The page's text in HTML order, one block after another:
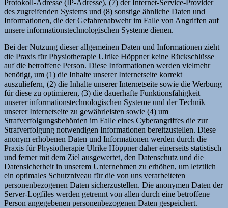
Protokoll-Adresse (IP-Adresse), (7) der Internet-Service-Provider
des zugreifenden Systems und (8) sonstige ähnliche Daten und
Informationen, die der Gefahrenabwehr im Falle von Angriffen auf
unsere informationstechnologischen Systeme dienen.
Bei der Nutzung dieser allgemeinen Daten und Informationen zieht
die Praxis für Physiotherapie Ulrike Höppner keine Rückschlüsse
auf die betroffene Person. Diese Informationen werden vielmehr
benötigt, um (1) die Inhalte unserer Internetseite korrekt
auszuliefern, (2) die Inhalte unserer Internetseite sowie die Werbung
für diese zu optimieren, (3) die dauerhafte Funktionsfähigkeit
unserer informationstechnologischen Systeme und der Technik
unserer Internetseite zu gewährleisten sowie (4) um
Strafverfolgungsbehörden im Falle eines Cyberangriffes die zur
Strafverfolgung notwendigen Informationen bereitzustellen. Diese
anonym erhobenen Daten und Informationen werden durch die
Praxis für Physiotherapie Ulrike Höppner daher einerseits statistisch
und ferner mit dem Ziel ausgewertet, den Datenschutz und die
Datensicherheit in unserem Unternehmen zu erhöhen, um letztlich
ein optimales Schutzniveau für die von uns verarbeiteten
personenbezogenen Daten sicherzustellen. Die anonymen Daten der
Server-Logfiles werden getrennt von allen durch eine betroffene
Person angegebenen personenbezogenen Daten gespeichert.